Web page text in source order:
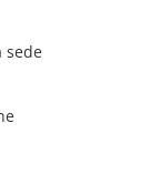
sede